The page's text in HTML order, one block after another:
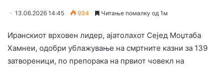
13.06.2026 14:45 934 Читање помалку од 1м
Иранскиот врховен лидер, ајатолахот Сејед Моџтаба
Хамнеи, одобри ублажување на смртните казни за 139
затвореници, по препорака на првиот човекл на